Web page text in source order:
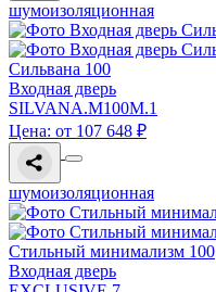
шумоизоляционная
Сильвана 100
Входная дверь
SILVANA.M100M.1
Цена: от 107 648 ₽
шумоизоляционная
Стильный минимализм 100
Входная дверь